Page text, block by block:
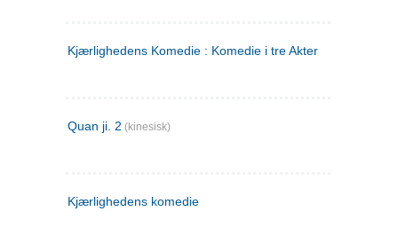
Kjærlighedens Komedie : Komedie i tre Akter
Quan ji. 2 (kinesisk)
Kjærlighedens komedie